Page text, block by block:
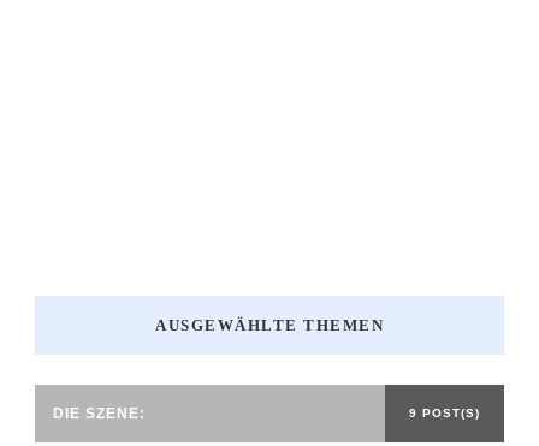
AUSGEWÄHLTE THEMEN
DIE SZENE: 9 POST(S)